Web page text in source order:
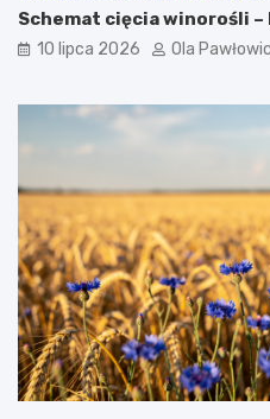
Schemat cięcia winorośli –
10 lipca 2026 Ola